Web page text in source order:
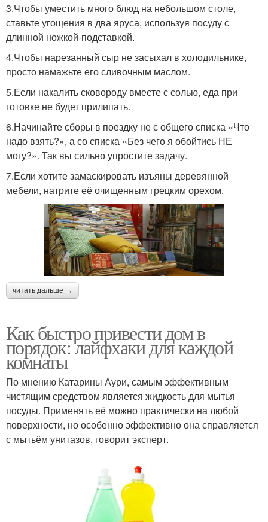
3.Чтобы уместить много блюд на небольшом столе,
ставьте угощения в два яруса, используя посуду с
длинной ножкой-подставкой.
4.Чтобы нарезанный сыр не засыхал в холодильнике,
просто намажьте его сливочным маслом.
5.Если накалить сковороду вместе с солью, еда при
готовке не будет прилипать.
6.Начинайте сборы в поездку не с общего списка «Что
надо взять?», а со списка «Без чего я обойтись НЕ
могу?». Так вы сильно упростите задачу.
7.Если хотите замаскировать изъяны деревянной
мебели, натрите её очищенным грецким орехом.
читать дальше →
Как быстро привести дом в
порядок: лайфхаки для каждой
комнаты
По мнению Катарины Аури, самым эффективным
чистящим средством является жидкость для мытья
посуды. Применять её можно практически на любой
поверхности, но особенно эффективно она справляется
с мытьём унитазов, говорит эксперт.